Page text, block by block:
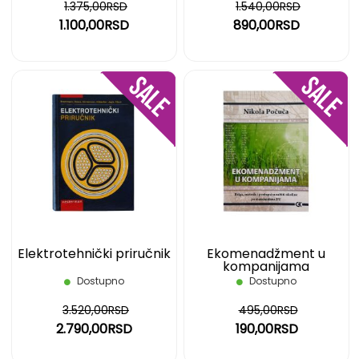
1.100,00RSD
1.375,00RSD
890,00RSD
1.540,00RSD
Elektrotehnički priručnik
Dostupno
2.790,00RSD
3.520,00RSD
DODAJ
NA
Ekomenadžment u
kompanijama
Dostupno
190,00RSD
495,00RSD
NA